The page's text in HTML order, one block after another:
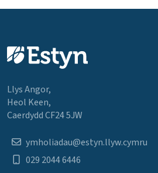
Llys Angor,
Heol Keen,
Caerdydd CF24 5JW
ymholiadau@estyn.llyw.cymru
029 2044 6446